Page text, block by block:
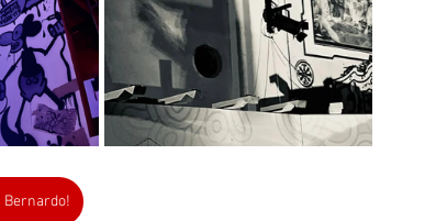
Bernardo!